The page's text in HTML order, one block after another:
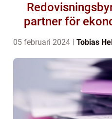
partner för
05 februari 2024 Tobias